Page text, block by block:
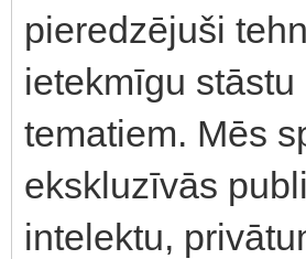
pieredzējuši
ietekmīgu
tematiem. Mēs
ekskluzīvās
intelektu,